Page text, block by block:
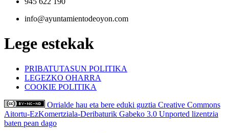
info@ayuntamientodeoyon.com
Lege estekak
PRIBATUTASUN POLITIKA
LEGEZKO OHARRA
COOKIE POLITIKA
Orrialde hau eta bere eduki guztia Creative Commons
Aitortu-EzKomertziala-Deribaturik Gabeko 3.0 Unported lizentzia
baten pean dago